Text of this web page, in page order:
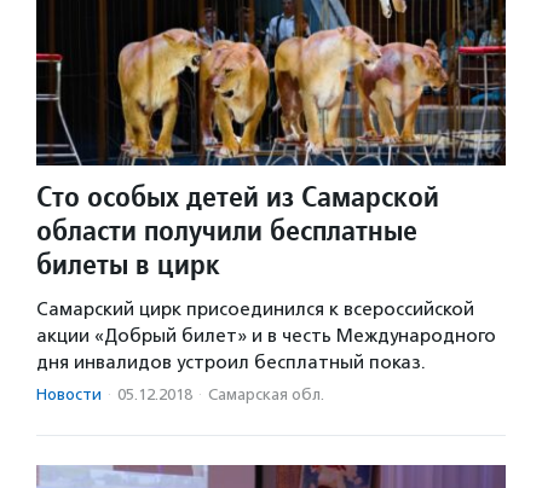
Сто особых детей из Самарской
области получили бесплатные
билеты в цирк
Самарский цирк присоединился к всероссийской
акции «Добрый билет» и в честь Международного
дня инвалидов устроил бесплатный показ.
Новости · 05.12.2018 · Самарская обл.